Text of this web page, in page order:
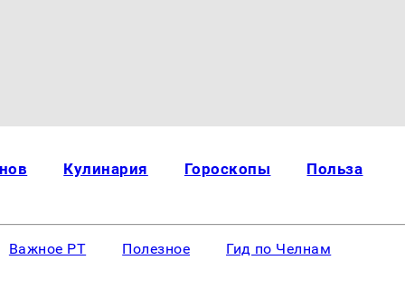
Кулинария Гороскопы Польза
Важное РТ Полезное Гид по Челнам